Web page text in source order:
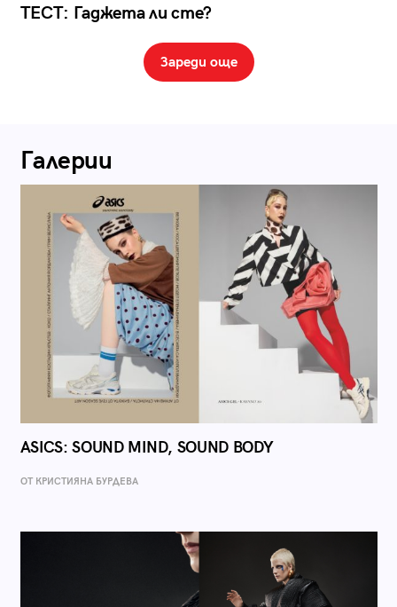
ТЕСТ: Гаджета ли сте?
Зареди още
Галерии
ASICS: SOUND MIND, SOUND BODY
ОТ КРИСТИЯНА БУРДЕВА